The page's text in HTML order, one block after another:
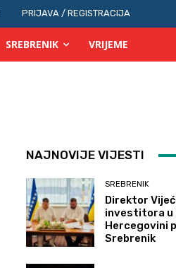
PRIJAVA / REGISTRACIJA
SREBRENIK VRIJEME
NAJNOVIJE VIJESTI
SREBRENIK
Direktor
investitora u
Hercegovini
Srebrenik